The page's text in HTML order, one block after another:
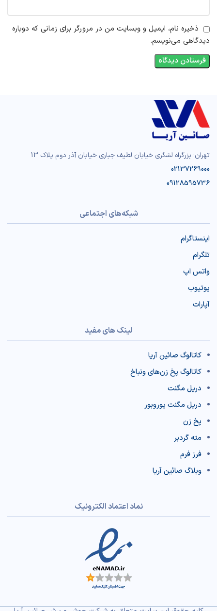
ذخیره نام، ایمیل و وبسایت من در مرورگر برای زمانی که دوباره
دیدگاهی می‌نویسم.
تهران؛ بزرگراه لشگری خیابان لطیف جباری خیابان آذر دوم پلاک 13
02137269000
09128595736
شبکه‌های اجتماعی
اینستاگرام
تلگرام
واتس اپ
یوتیوب
آپارات
لینک های مفید
کاتالوگ صائین آریا
کاتالوگ پخ‌ زن‌‌های ونباخ
دریل مگنت
دریل مگنت یوروبور
پخ زن
مته گردبر
فرز فرم
وبلاگ صائین آریا
نماد اعتماد الکترونیک